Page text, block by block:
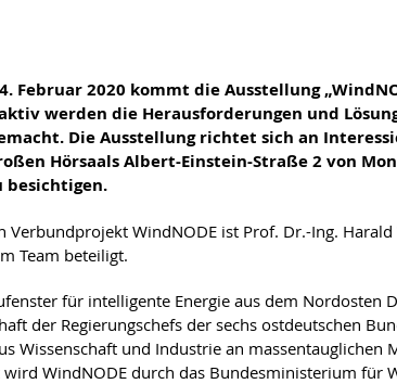
Februar 2020 kommt die Ausstellung
werden die Herausforderungen und
Die Ausstellung richtet sich an
Hörsaals Albert-Einstein-Straße 2 von
besichtigen.
Verbundprojekt WindNODE ist Prof. Dr.-Ing.
Team beteiligt.
für intelligente Energie aus dem Nordosten
der Regierungschefs der sechs ostdeutschen
Wissenschaft und Industrie an massentauglichen
WindNODE durch das Bundesministerium für